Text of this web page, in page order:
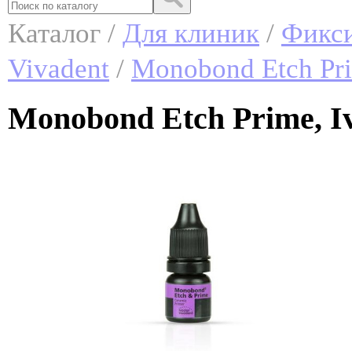
Каталог / Для клиник /
Vivadent / Monobond Etch
Monobond Etch Prime,